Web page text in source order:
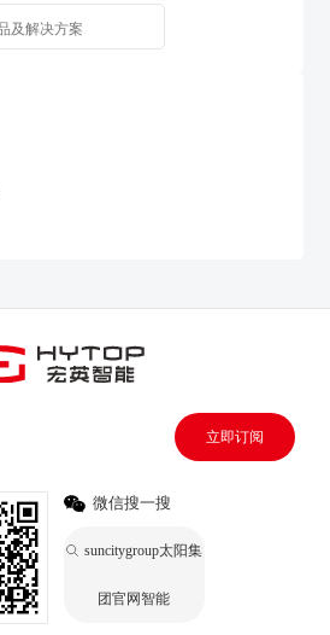
立即订阅
微信搜一搜
suncitygroup太阳集
团官网智能